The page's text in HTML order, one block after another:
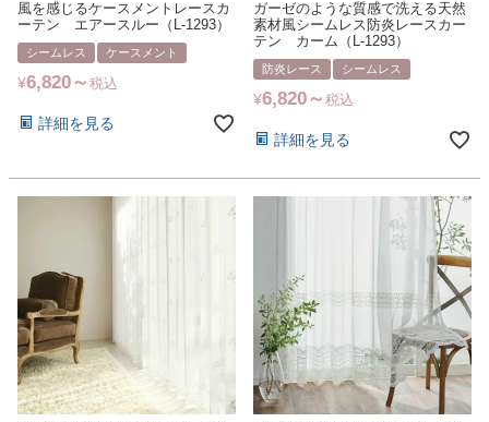
風を感じるケースメントレースカ
ーテン エアースルー（L-1293）
シームレス ケースメント
¥6,820 税込
詳細を見る
ガーゼのような質感で洗える天然
素材風シームレス防炎レースカー
テン カーム（L-1293）
防炎レース シームレス
¥6,820 税込
詳細を見る